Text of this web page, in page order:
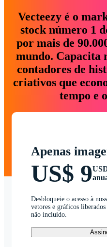
Vecteezy é o
stock número 1
por mais de
mundo. Capacita
contadores de
criativos que
tempo e
Apenas
US$ 9
Desbloqueie o acesso à
vetores e gráficos
não incluído.